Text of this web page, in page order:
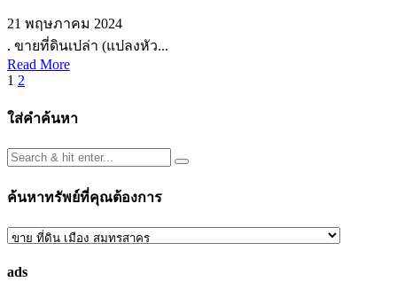
21 พฤษภาคม 2024
. ขายที่ดินเปล่า (แปลงหัว...
Read More
Posts
pagination
1 2
ใส่คำค้นหา
ค้นหาทรัพย์ที่คุณต้องการ
ค้นหา
ads